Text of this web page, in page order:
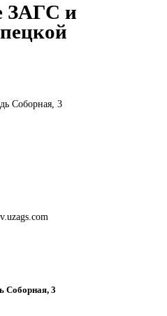
ЗАГС и
Соборная, 3
Соборная, 3